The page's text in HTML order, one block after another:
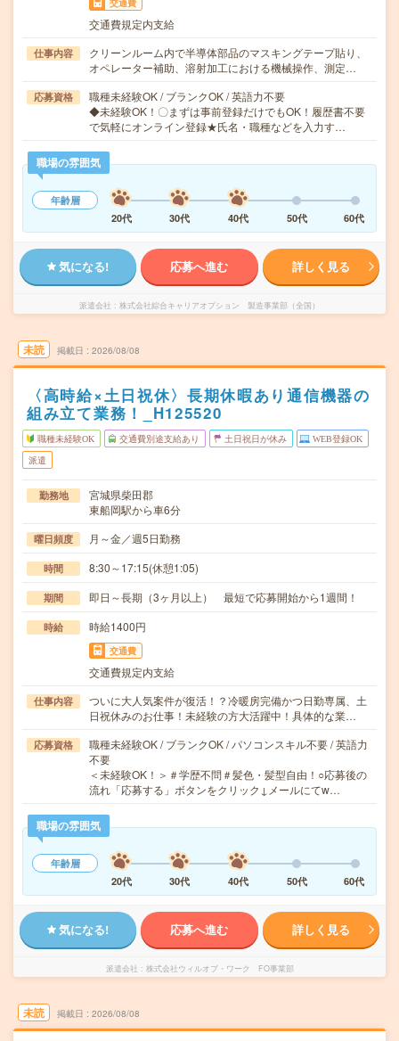
交通費
交通費規定内支給
仕事内容
クリーンルーム内で半導体部品のマスキングテープ貼り、
オペレーター補助、溶射加工における機械操作、測定…
応募資格
職種未経験OK / ブランクOK / 英語力不要
◆未経験OK！〇まずは事前登録だけでもOK！履歴書不要
で気軽にオンライン登録★氏名・職種などを入力す…
職場の雰囲気
年齢層
20代
30代 40代 50代 60代
気になる! 応募へ進む 詳しく見る
派遣会社 株式会社綜合キャリアオプション 製造事業部（全国）
未読 掲載日 2026/08/08
〈高時給×土日祝休〉長期休暇あり通信機器の
組み立て業務！_H125520
職種未経験OK 交通費別途支給あり 土日祝日が休み WEB登録OK
派遣
勤務地
宮城県柴田郡
東船岡駅から車6分
曜日頻度 月～金／週5日勤務
時間 8:30～17:15(休憩1:05)
期間 即日～長期（3ヶ月以上） 最短で応募開始から1週間！
時給 時給1400円
交通費
交通費規定内支給
仕事内容
ついに大人気案件が復活！？冷暖房完備かつ日勤専属、土
日祝休みのお仕事！未経験の方大活躍中！具体的な業…
応募資格
職種未経験OK / ブランクOK / パソコンスキル不要 / 英語力
不要
＜未経験OK！＞＃学歴不問＃髪色・髪型自由！○応募後の
流れ「応募する」ボタンをクリック↓メールにてw…
職場の雰囲気
年齢層
20代
30代 40代 50代 60代
気になる! 応募へ進む 詳しく見る
派遣会社 株式会社ウィルオブ・ワーク FO事業部
未読 掲載日 2026/08/08